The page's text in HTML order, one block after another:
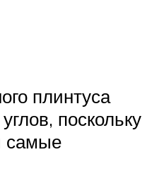
плинтуса
поскольку
самые